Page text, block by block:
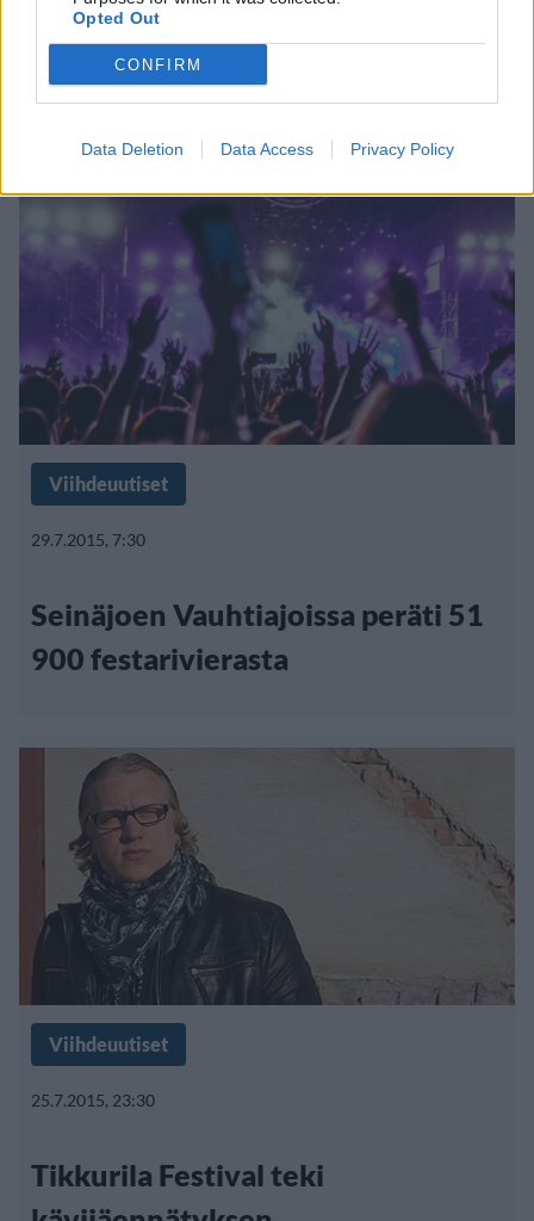
Opted Out
CONFIRM
Data Deletion Data Access Privacy Policy
Rovaniemelle uusi
kaupunkifestivaali RolloPOP –
mukana ultimaattinen Stara VIP
Viihdeuutiset
29.7.2015, 7:30
Seinäjoen Vauhtiajoissa peräti 51
900 festarivierasta
Viihdeuutiset
25.7.2015, 23:30
Tikkurila Festival teki